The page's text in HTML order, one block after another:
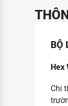
BỘ
Hex
Chi